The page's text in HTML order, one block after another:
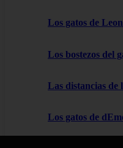
Los gatos de
Los bostezos del
Las distancias de
Los gatos de